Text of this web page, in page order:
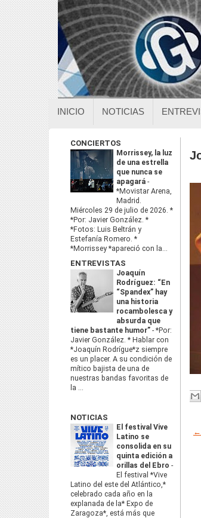
INICIO NOTICIAS
CONCIERTOS
Morrissey, la luz
de una estrella
que nunca se
apagará -
*Movistar Arena,
Madrid.
Miércoles 29 de julio de 2026. *
*Por: Javier González. *
*Fotos: Luis Beltrán y
Estefanía Romero. *
*Morrissey *apareció con la...
ENTREVISTAS
Joaquín
Rodríguez: “En
“Spandex” hay
una historia
rocambolesca y
absurda que
tiene bastante humor” -*Por:
Javier González. * Hablar con
*Joaquín Rodrígue*z siempre
es un placer. A su condición de
mítico bajista de una de
nuestras bandas favoritas de
la ...
NOTICIAS
El festival Vive
Latino se
consolida en su
quinta edición a
orillas del Ebro -
El festival *Vive
Latino del este del Atlántico,*
celebrado cada año en la
explanada de la* Expo de
Zaragoza*, está más que
←